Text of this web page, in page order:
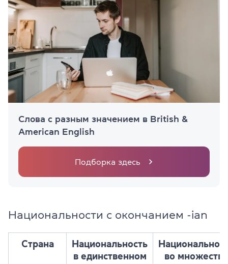
Слова с разным значением в British &
American English
Подборка здесь
Национальности с окончанием -ian
Страна
Национальность
в единственном
во множестве